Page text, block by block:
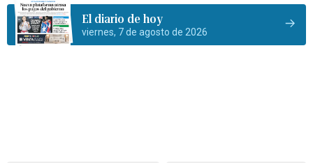
El diario de hoy
viernes, 7 de agosto de 2026